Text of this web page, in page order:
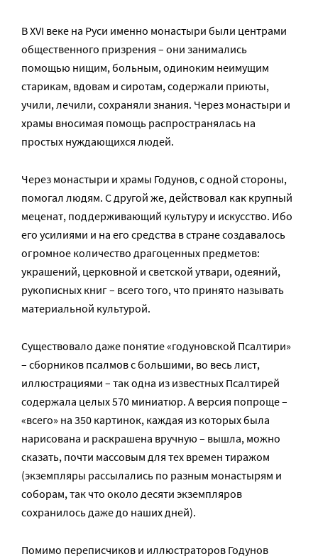
В XVI веке на Руси именно монастыри были центрами
общественного призрения – они занимались
помощью нищим, больным, одиноким неимущим
старикам, вдовам и сиротам, содержали приюты,
учили, лечили, сохраняли знания. Через монастыри и
храмы вносимая помощь распространялась на
простых нуждающихся людей.
Через монастыри и храмы Годунов, с одной стороны,
помогал людям. С другой же, действовал как крупный
меценат, поддерживающий культуру и искусство. Ибо
его усилиями и на его средства в стране создавалось
огромное количество драгоценных предметов:
украшений, церковной и светской утвари, одеяний,
рукописных книг – всего того, что принято называть
материальной культурой.
Существовало даже понятие «годуновской Псалтири»
– сборников псалмов с большими, во весь лист,
иллюстрациями – так одна из известных Псалтирей
содержала целых 570 миниатюр. А версия попроще –
«всего» на 350 картинок, каждая из которых была
нарисована и раскрашена вручную – вышла, можно
сказать, почти массовым для тех времен тиражом
(экземпляры рассылались по разным монастырям и
соборам, так что около десяти экземпляров
сохранилось даже до наших дней).
Помимо переписчиков и иллюстраторов Годунов